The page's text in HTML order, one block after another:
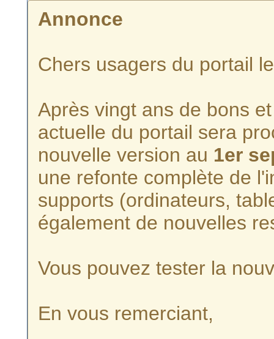
Annonce
Chers usagers du portail
Après vingt ans de bons
actuelle du portail sera
nouvelle version au 1er
une refonte complète de
supports (ordinateurs,
également de nouvelles
Vous pouvez tester la
En vous remerciant,